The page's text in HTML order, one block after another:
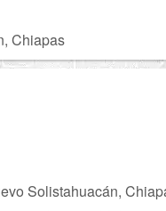
Chiapas
Solistahuacán,